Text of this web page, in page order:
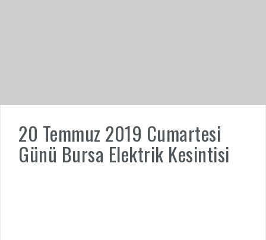
20 Temmuz 2019 Cumartesi
Günü Bursa Elektrik Kesintisi